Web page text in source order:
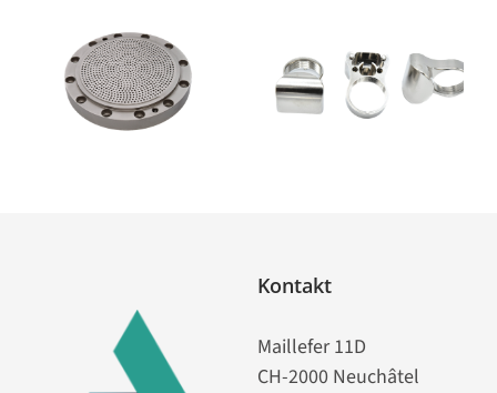
Kanigen
LP
Kontakt
Maillefer 11D
CH-2000 Neuchâtel